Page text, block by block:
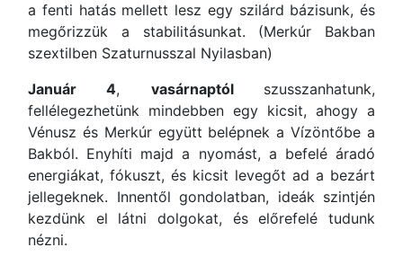
a fenti hatás mellett lesz egy szilárd bázisunk, és
megőrizzük a stabilitásunkat. (Merkúr Bakban
szextilben Szaturnusszal Nyilasban)
Január 4, vasárnaptól szusszanhatunk,
fellélegezhetünk mindebben egy kicsit, ahogy a
Vénusz és Merkúr együtt belépnek a Vízöntőbe a
Bakból. Enyhíti majd a nyomást, a befelé áradó
energiákat, fókuszt, és kicsit levegőt ad a bezárt
jellegeknek. Innentől gondolatban, ideák szintjén
kezdünk el látni dolgokat, és előrefelé tudunk
nézni.